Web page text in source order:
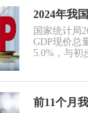
2024年我
国家统计局
GDP现价总
5.0%，与初
前11个月